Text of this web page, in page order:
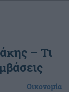
– Τι
Οικονομία